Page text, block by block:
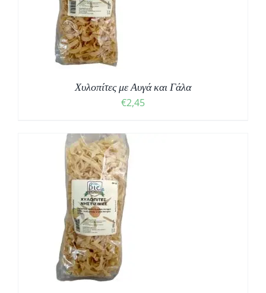
Χυλοπίτες με Αυγά και Γάλα
€2,45